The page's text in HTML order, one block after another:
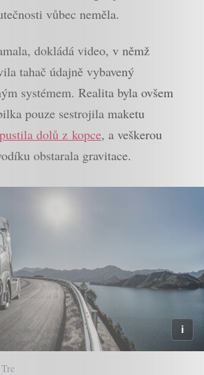
vůbec neměla.
dokládá video, v němž
tahač údajně vybavený
systémem. Realita byla ovšem
pouze sestrojila maketu
dolů z kopce, a veškerou
obstarala gravitace.